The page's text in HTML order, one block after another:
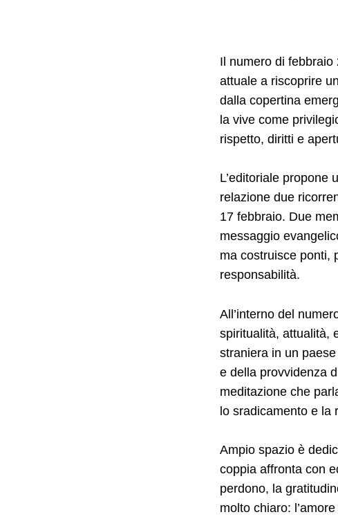
Il numero di
attuale a riscoprire
dalla copertina
la vive come
rispetto, diritti e
L’editoriale propone
relazione due
17 febbraio. Due
messaggio
ma costruisce ponti,
responsabilità.
All’interno del
spiritualità, attualità,
straniera in un
e della provvidenza
meditazione che
lo sradicamento e la
Ampio spazio è
coppia affronta con
perdono, la
molto chiaro: